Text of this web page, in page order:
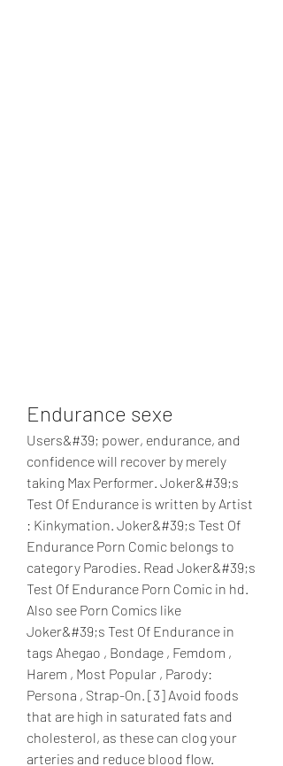
Endurance sexe
Users&#39; power, endurance, and
confidence will recover by merely
taking Max Performer. Joker&#39;s
Test Of Endurance is written by Artist
: Kinkymation. Joker&#39;s Test Of
Endurance Porn Comic belongs to
category Parodies. Read Joker&#39;s
Test Of Endurance Porn Comic in hd.
Also see Porn Comics like
Joker&#39;s Test Of Endurance in
tags Ahegao , Bondage , Femdom ,
Harem , Most Popular , Parody:
Persona , Strap-On. [3] Avoid foods
that are high in saturated fats and
cholesterol, as these can clog your
arteries and reduce blood flow.